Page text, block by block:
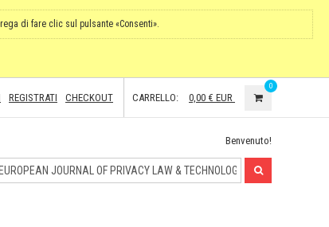
di fare clic sul pulsante «Consenti».
REGISTRATI CHECKOUT CARRELLO: 0,00 € EUR
0
Benvenuto!